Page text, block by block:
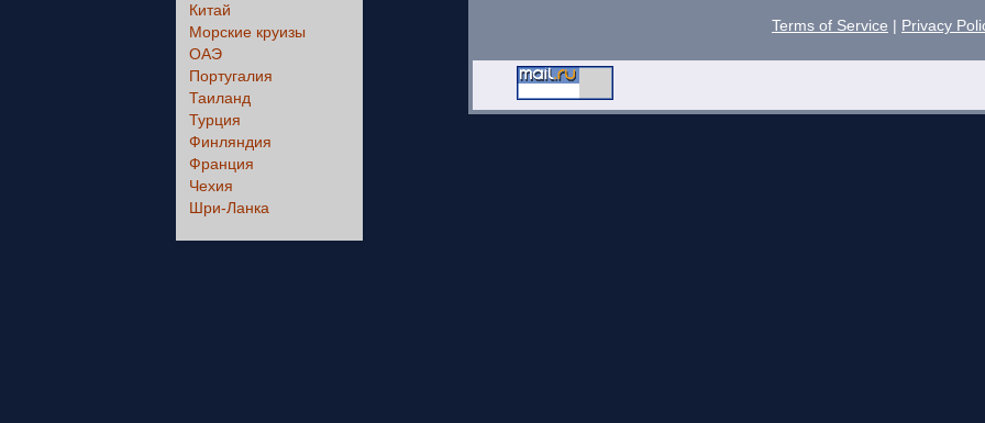
Китай
Морские круизы
ОАЭ
Португалия
Таиланд
Турция
Финляндия
Франция
Чехия
Шри-Ланка
Terms of Service Privacy